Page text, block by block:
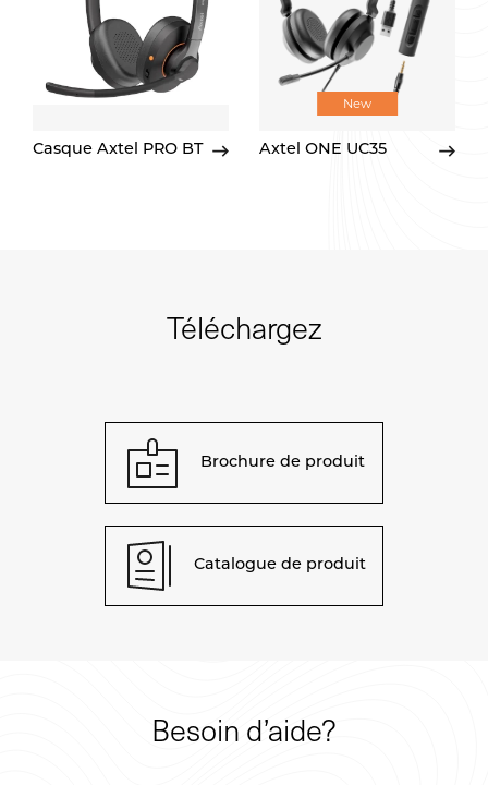
Casque Axtel PRO BT
New
Axtel ONE UC35
Téléchargez
Brochure de produit
Catalogue de produit
Besoin d’aide?